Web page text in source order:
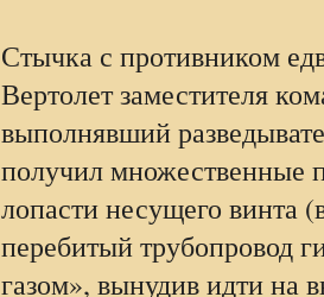
Стычка с противником
Вертолет заместителя
выполнявший
получил множественные
лопасти несущего винта
перебитый трубопровод
газом», вынудив идти